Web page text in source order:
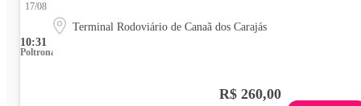
10:31
17/08
Terminal Rodoviário de Canaã dos Carajás
Poltrona
R$ 260,00